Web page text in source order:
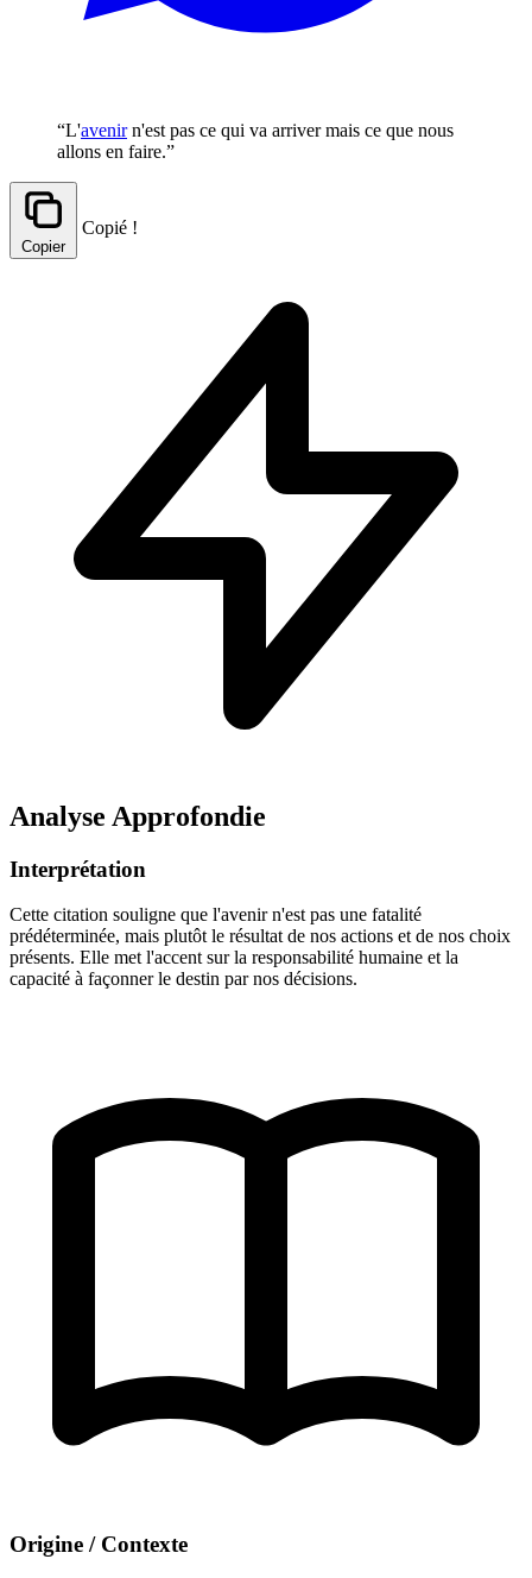
“L'avenirn'est pas ce qui va arriver mais ce que nous
allons en faire.”
Copier
Copié !
Analyse Approfondie
Interprétation
Cette citation souligne que l'avenir n'est pas une fatalité
prédéterminée, mais plutôt le résultat de nos actions et de nos choix
présents. Elle met l'accent sur la responsabilité humaine et la
capacité à façonner le destin par nos décisions.
Origine / Contexte